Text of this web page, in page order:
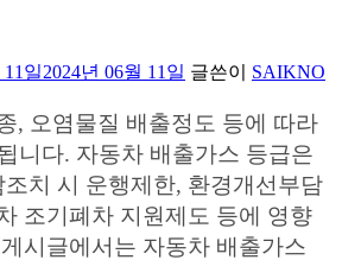
일2024년 06월 11일 글쓴이 SAIKNO
, 오염물질 배출정도 등에 따라
니다. 자동차 배출가스 등급은
치 시 운행제한, 환경개선부담
조기폐차 지원제도 등에 영향
시글에서는 자동차 배출가스